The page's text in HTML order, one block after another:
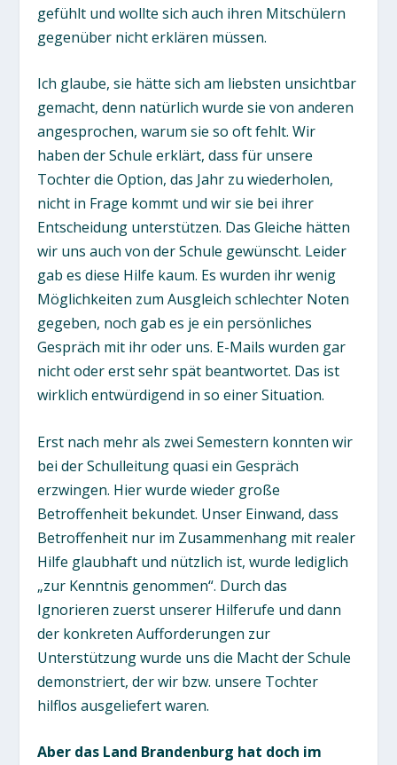
gefühlt und wollte sich auch ihren Mitschülern
gegenüber nicht erklären müssen.
Ich glaube, sie hätte sich am liebsten unsichtbar
gemacht, denn natürlich wurde sie von anderen
angesprochen, warum sie so oft fehlt. Wir
haben der Schule erklärt, dass für unsere
Tochter die Option, das Jahr zu wiederholen,
nicht in Frage kommt und wir sie bei ihrer
Entscheidung unterstützen. Das Gleiche hätten
wir uns auch von der Schule gewünscht. Leider
gab es diese Hilfe kaum. Es wurden ihr wenig
Möglichkeiten zum Ausgleich schlechter Noten
gegeben, noch gab es je ein persönliches
Gespräch mit ihr oder uns. E-Mails wurden gar
nicht oder erst sehr spät beantwortet. Das ist
wirklich entwürdigend in so einer Situation.
Erst nach mehr als zwei Semestern konnten wir
bei der Schulleitung quasi ein Gespräch
erzwingen. Hier wurde wieder große
Betroffenheit bekundet. Unser Einwand, dass
Betroffenheit nur im Zusammenhang mit realer
Hilfe glaubhaft und nützlich ist, wurde lediglich
„zur Kenntnis genommen“. Durch das
Ignorieren zuerst unserer Hilferufe und dann
der konkreten Aufforderungen zur
Unterstützung wurde uns die Macht der Schule
demonstriert, der wir bzw. unsere Tochter
hilflos ausgeliefert waren.
Aber das Land Brandenburg hat doch im